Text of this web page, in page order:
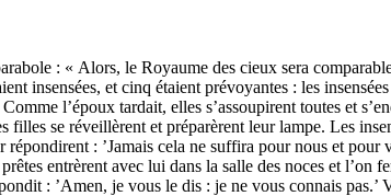
: « Alors, le Royaume des cieux sera
insensées, et cinq étaient prévoyantes : les
l’époux tardait, elles s’assoupirent toutes et
filles se réveillèrent et préparèrent leur lampe. Les
répondirent : ’Jamais cela ne suffira pour nous et
entrèrent avec lui dans la salle des noces et
: ’Amen, je vous le dis : je ne vous connais